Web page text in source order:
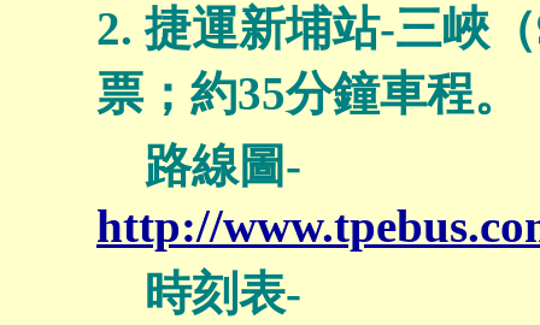
2. 捷運新埔站-三峽
票；約35分鐘車程。
路線圖-
http://
時刻表-